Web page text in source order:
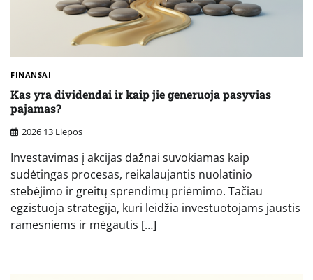
FINANSAI
Kas yra dividendai ir kaip jie generuoja pasyvias
pajamas?
2026 13 Liepos
Investavimas į akcijas dažnai suvokiamas kaip
sudėtingas procesas, reikalaujantis nuolatinio
stebėjimo ir greitų sprendimų priėmimo. Tačiau
egzistuoja strategija, kuri leidžia investuotojams jaustis
ramesniems ir mėgautis […]